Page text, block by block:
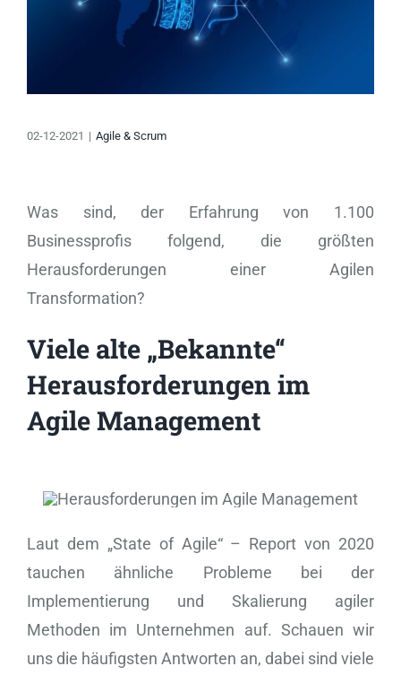
02-12-2021 | Agile & Scrum
Was sind, der Erfahrung von 1.100
Businessprofis folgend, die größten
Herausforderungen einer Agilen
Transformation?
Viele alte „Bekannte“
Herausforderungen im
Agile Management
Laut dem „State of Agile“ – Report von 2020
tauchen ähnliche Probleme bei der
Implementierung und Skalierung agiler
Methoden im Unternehmen auf. Schauen wir
uns die häufigsten Antworten an, dabei sind viele